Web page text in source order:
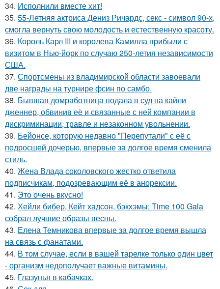
34. Исполнили вместе хит!
35. 55-Летняя актриса Дениз Ричардс, секс - символ 90-х,
смогла вернуть свою молодость и естественную красоту.
36. Король Карл III и королева Камилла прибыли с
визитом в Нью-йорк по случаю 250-летия независимости
США.
37. Спортсмены из владимирской области завоевали
две награды на турнире фсин по самбо.
38. Бывшая домработница подала в суд на кайли
дженнер, обвинив её и связанные с ней компании в
дискриминации, травле и незаконном увольнении.
39. Бейонсе, которую недавно "Перепутали" с её с
подросшей дочерью, впервые за долгое время сменила
стиль.
40. Жена Влада соколовского жестко ответила
подписчикам, подозревающим её в анорексии.
41. Это очень вкусно!
42. Хейли бибер, Кейт хадсон, бэкхэмы: Time 100 Gala
собрал лучшие образы весны.
43. Елена Темникова впервые за долгое время вышла
на связь с фанатами.
44. В том случае, если в вашей тарелке только один цвет
- организм недополучает важные витамины.
45. Глазунья в кабачках.